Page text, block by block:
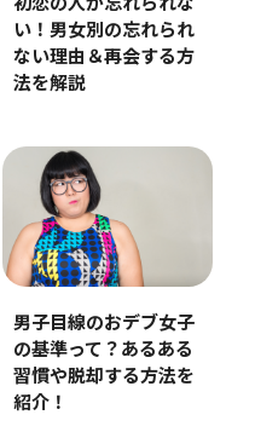
初恋の人が忘れられな
い！男女別の忘れられ
ない理由＆再会する方
法を解説
男子目線のおデブ女子
の基準って？あるある
習慣や脱却する方法を
紹介！